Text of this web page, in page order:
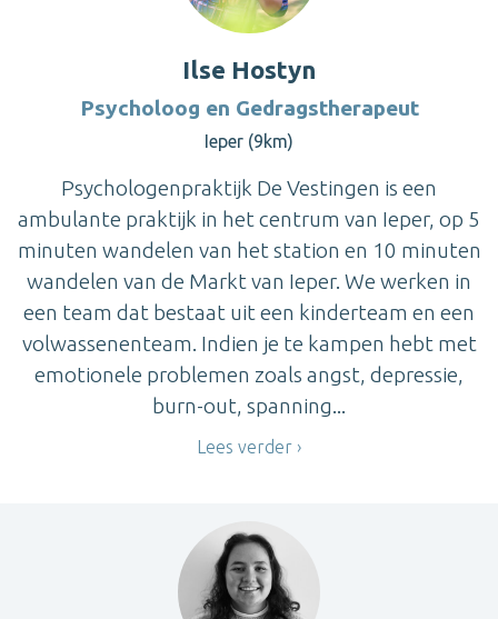
Ilse Hostyn
Psycholoog en Gedragstherapeut
Ieper (9km)
Psychologenpraktijk De Vestingen is een
ambulante praktijk in het centrum van Ieper, op 5
minuten wandelen van het station en 10 minuten
wandelen van de Markt van Ieper. We werken in
een team dat bestaat uit een kinderteam en een
volwassenenteam. Indien je te kampen hebt met
emotionele problemen zoals angst, depressie,
burn-out, spanning...
Lees verder